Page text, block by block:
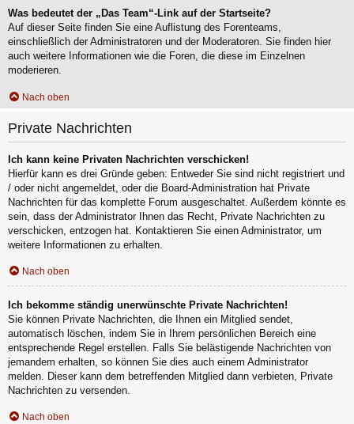
Was bedeutet der „Das Team“-Link auf der Startseite?
Auf dieser Seite finden Sie eine Auflistung des Forenteams,
einschließlich der Administratoren und der Moderatoren. Sie finden hier
auch weitere Informationen wie die Foren, die diese im Einzelnen
moderieren.
Nach oben
Private Nachrichten
Ich kann keine Privaten Nachrichten verschicken!
Hierfür kann es drei Gründe geben: Entweder Sie sind nicht registriert und
/ oder nicht angemeldet, oder die Board-Administration hat Private
Nachrichten für das komplette Forum ausgeschaltet. Außerdem könnte es
sein, dass der Administrator Ihnen das Recht, Private Nachrichten zu
verschicken, entzogen hat. Kontaktieren Sie einen Administrator, um
weitere Informationen zu erhalten.
Nach oben
Ich bekomme ständig unerwünschte Private Nachrichten!
Sie können Private Nachrichten, die Ihnen ein Mitglied sendet,
automatisch löschen, indem Sie in Ihrem persönlichen Bereich eine
entsprechende Regel erstellen. Falls Sie belästigende Nachrichten von
jemandem erhalten, so können Sie dies auch einem Administrator
melden. Dieser kann dem betreffenden Mitglied dann verbieten, Private
Nachrichten zu versenden.
Nach oben